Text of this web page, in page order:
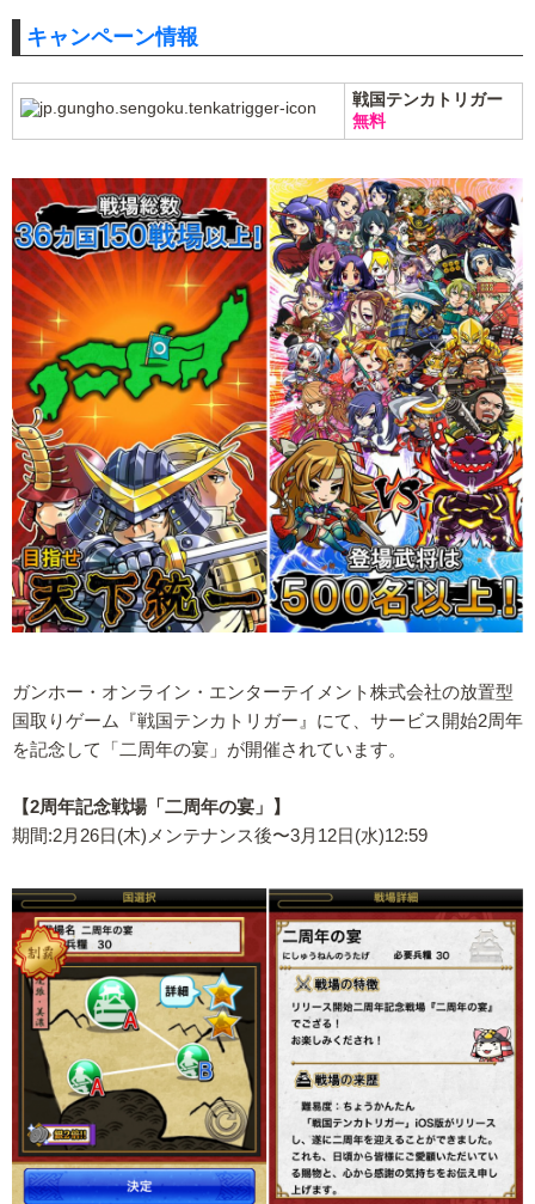
キャンペーン情報
戦国テンカトリガー
無料
ガンホー・オンライン・エンターテイメント株式会社の放置型
国取りゲーム『戦国テンカトリガー』にて、サービス開始2周年
を記念して「二周年の宴」が開催されています。
【2周年記念戦場「二周年の宴」】
期間:2月26日(木)メンテナンス後〜3月12日(水)12:59